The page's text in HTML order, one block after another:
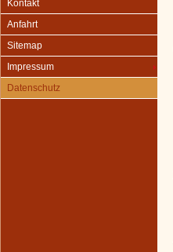
Kontakt
Anfahrt
Sitemap
Impressum
Datenschutz